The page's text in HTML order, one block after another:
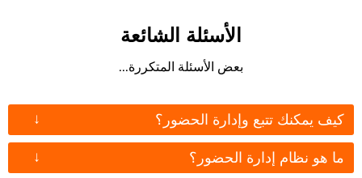
الأسئلة الشائعة
بعض الأسئلة المتكررة...
كيف يمكنك تتبع وإدارة الحضور؟ ↓
ما هو نظام إدارة الحضور؟ ↓